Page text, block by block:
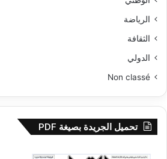
الرياضة
الثقافة
الدولي
Non classé
تحميل الجريدة بصيغة PDF